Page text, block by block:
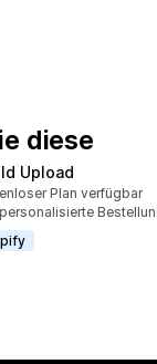
diese
Upload
insgesamtPlan verfügbar